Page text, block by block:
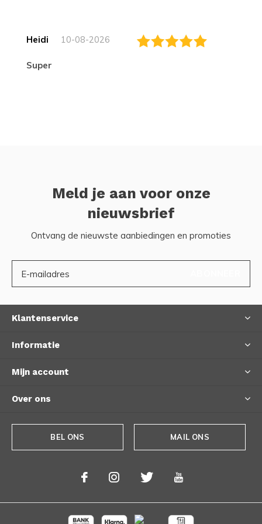
Heidi 10-08-2026
Super
Meld je aan voor onze
nieuwsbrief
Ontvang de nieuwste aanbiedingen en promoties
Klantenservice
Informatie
Mijn account
Over ons
BEL ONS MAIL ONS